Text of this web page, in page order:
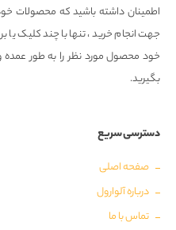
اطمینان داشته باشید که محصولات
جهت انجام خرید ، تنها با چند کلیک یا
خود محصول مورد نظر را به طور عمده
بگیرید.
دسترسی سریع
صفحه اصلی
درباره آلوارول
تماس با ما